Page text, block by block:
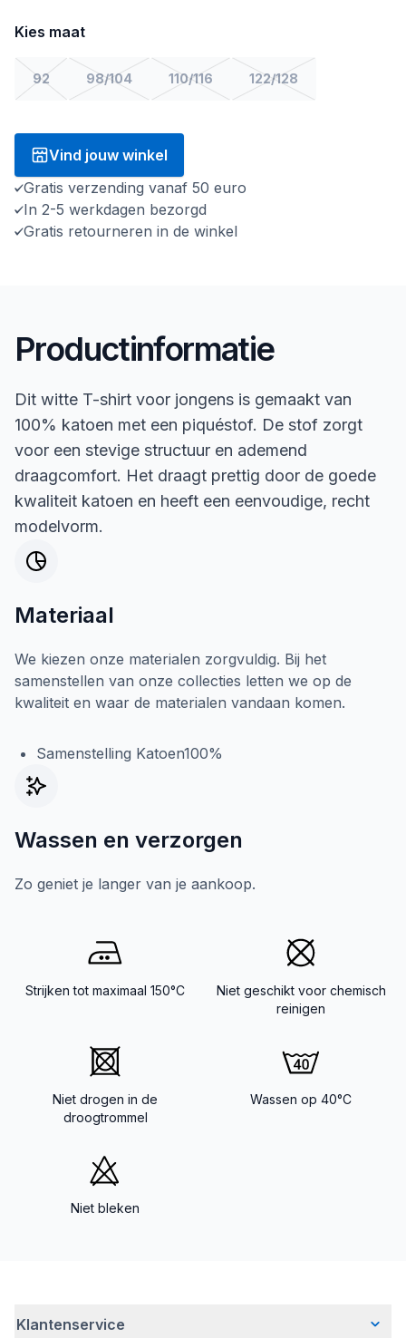
Kies maat
92 98/104 110/116 122/128
Vind jouw winkel
Gratis verzending vanaf 50 euro
In 2-5 werkdagen bezorgd
Gratis retourneren in de winkel
Productinformatie
Dit witte T-shirt voor jongens is gemaakt van
100% katoen met een piquéstof. De stof zorgt
voor een stevige structuur en ademend
draagcomfort. Het draagt prettig door de goede
kwaliteit katoen en heeft een eenvoudige, recht
modelvorm.
Materiaal
We kiezen onze materialen zorgvuldig. Bij het
samenstellen van onze collecties letten we op de
kwaliteit en waar de materialen vandaan komen.
Samenstelling Katoen100%
Wassen en verzorgen
Zo geniet je langer van je aankoop.
Strijken tot maximaal 150°C
Niet geschikt voor chemisch
reinigen
Niet drogen in de
droogtrommel
Wassen op 40°C
Niet bleken
Klantenservice